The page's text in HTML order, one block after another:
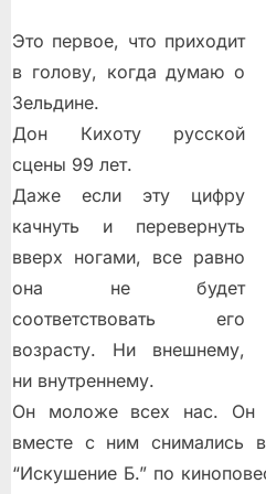
Это первое, что приходит
в голову, когда думаю о
Зельдине.
Дон Кихоту русской
сцены 99 лет.
Даже если эту цифру
качнуть и перевернуть
вверх ногами, все равно
она не будет
соответствовать его
возрасту. Ни внешнему,
ни внутреннему.
Он моложе всех нас. Он
вместе с ним снимались
“Искушение Б.” по